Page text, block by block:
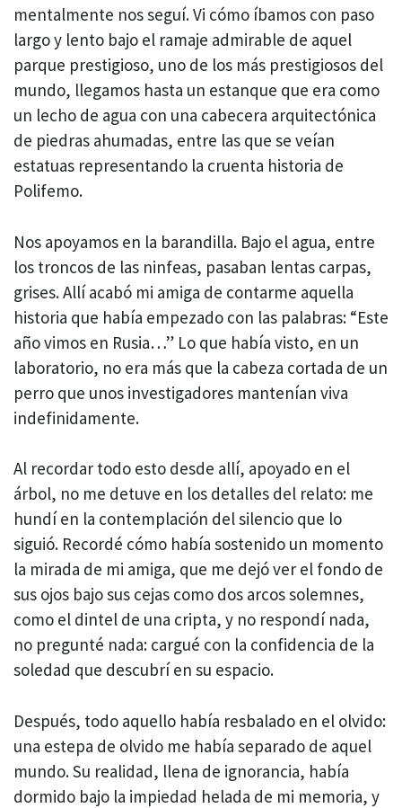
mentalmente nos seguí. Vi cómo íbamos con paso
largo y lento bajo el ramaje admirable de aquel
parque prestigioso, uno de los más prestigiosos del
mundo, llegamos hasta un estanque que era como
un lecho de agua con una cabecera arquitectónica
de piedras ahumadas, entre las que se veían
estatuas representando la cruenta historia de
Polifemo.
Nos apoyamos en la barandilla. Bajo el agua, entre
los troncos de las ninfeas, pasaban lentas carpas,
grises. Allí acabó mi amiga de contarme aquella
historia que había empezado con las palabras: “Este
año vimos en Rusia…” Lo que había visto, en un
laboratorio, no era más que la cabeza cortada de un
perro que unos investigadores mantenían viva
indefinidamente.
Al recordar todo esto desde allí, apoyado en el
árbol, no me detuve en los detalles del relato: me
hundí en la contemplación del silencio que lo
siguió. Recordé cómo había sostenido un momento
la mirada de mi amiga, que me dejó ver el fondo de
sus ojos bajo sus cejas como dos arcos solemnes,
como el dintel de una cripta, y no respondí nada,
no pregunté nada: cargué con la confidencia de la
soledad que descubrí en su espacio.
Después, todo aquello había resbalado en el olvido:
una estepa de olvido me había separado de aquel
mundo. Su realidad, llena de ignorancia, había
dormido bajo la impiedad helada de mi memoria, y